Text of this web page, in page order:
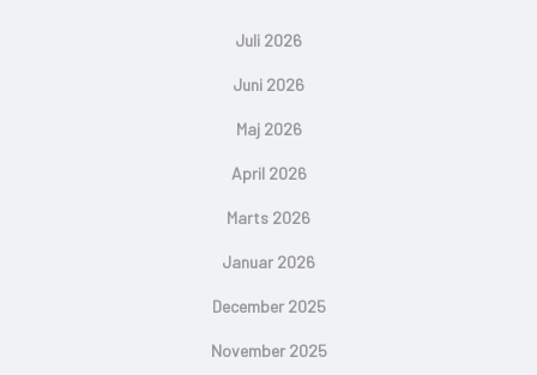
Juli 2026
Juni 2026
Maj 2026
April 2026
Marts 2026
Januar 2026
December 2025
November 2025